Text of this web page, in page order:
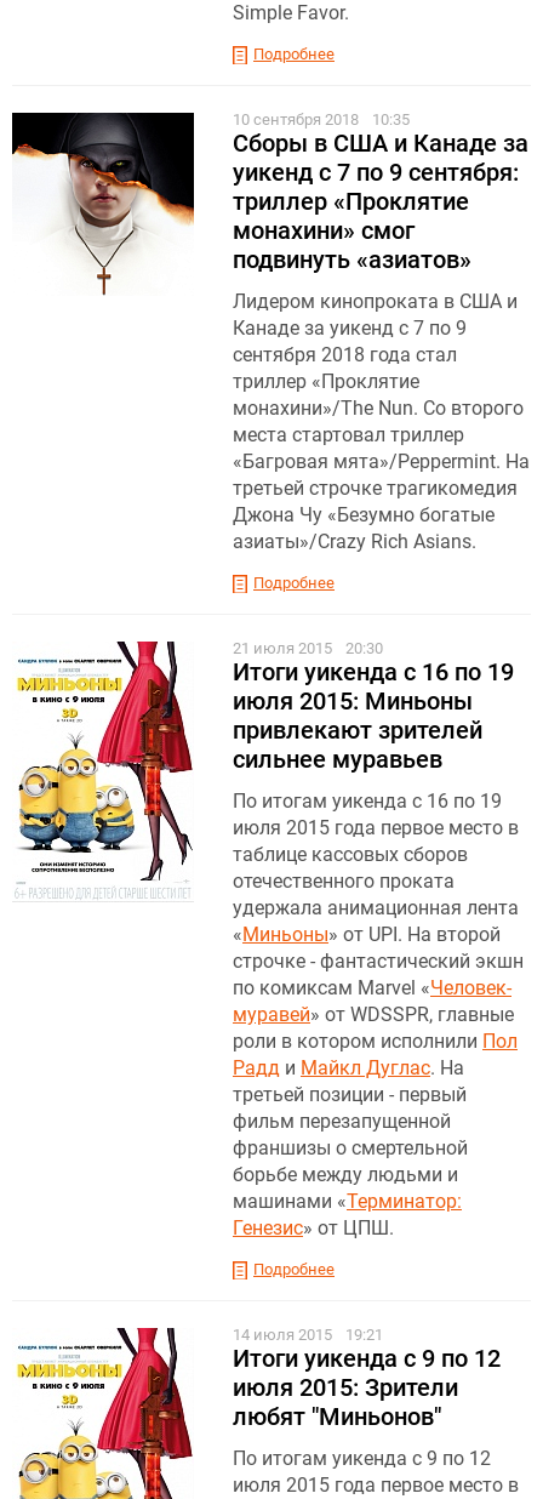
Simple Favor.
Подробнее
10 сентября 2018 10:35
Сборы в США и Канаде за
уикенд с 7 по 9 сентября:
триллер «Проклятие
монахини» смог
подвинуть «азиатов»
Лидером кинопроката в США и
Канаде за уикенд с 7 по 9
сентября 2018 года стал
триллер «Проклятие
монахини»/The Nun. Со второго
места стартовал триллер
«Багровая мята»/Peppermint. На
третьей строчке трагикомедия
Джона Чу «Безумно богатые
азиаты»/Crazy Rich Asians.
Подробнее
21 июля 2015 20:30
Итоги уикенда с 16 по 19
июля 2015: Миньоны
привлекают зрителей
сильнее муравьев
По итогам уикенда с 16 по 19
июля 2015 года первое место в
таблице кассовых сборов
отечественного проката
удержала анимационная лента
«Миньоны» от UPI. На второй
строчке - фантастический экшн
по комиксам Marvel «Человек-
муравей» от WDSSPR, главные
роли в котором исполнили Пол
Радд и Майкл Дуглас. На
третьей позиции - первый
фильм перезапущенной
франшизы о смертельной
борьбе между людьми и
машинами «Терминатор:
Генезис» от ЦПШ.
Подробнее
14 июля 2015 19:21
Итоги уикенда с 9 по 12
июля 2015: Зрители
любят "Миньонов"
По итогам уикенда с 9 по 12
июля 2015 года первое место в